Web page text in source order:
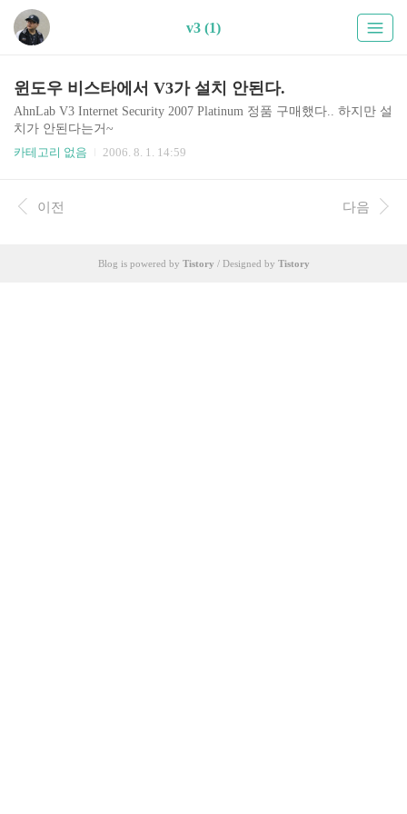
v3 (1)
윈도우 비스타에서 V3가 설치 안된다.
AhnLab V3 Internet Security 2007 Platinum 정품 구매했다.. 하지만 설
치가 안된다는거~
카테고리 없음
2006. 8. 1. 14:59
이전 다음
Blog is powered by Tistory / Designed by Tistory